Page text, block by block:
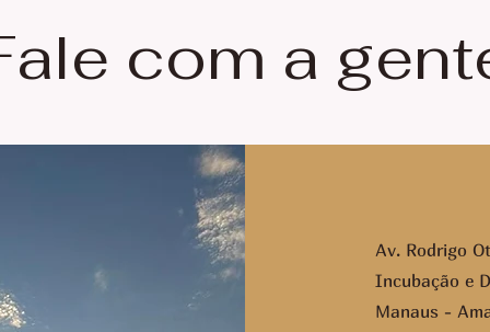
com a
Av. Rodrigo
Incubação e
Manaus -